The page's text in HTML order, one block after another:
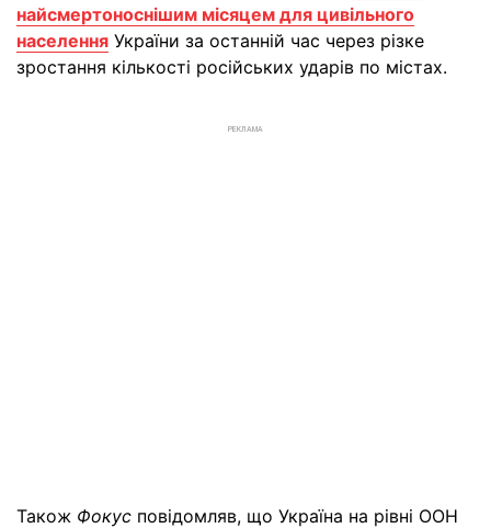
найсмертоноснішим місяцем для цивільного
населення України за останній час через різке
зростання кількості російських ударів по містах.
РЕКЛАМА
Також Фокус повідомляв, що Україна на рівні ООН